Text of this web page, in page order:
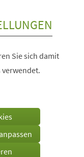
Sie sich damit
verwendet.